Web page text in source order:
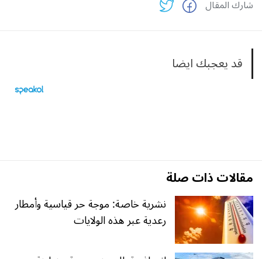
شارك المقال
قد يعجبك ايضا
مقالات ذات صلة
نشرية خاصة: موجة حر قياسية وأمطار
رعدية عبر هذه الولايات